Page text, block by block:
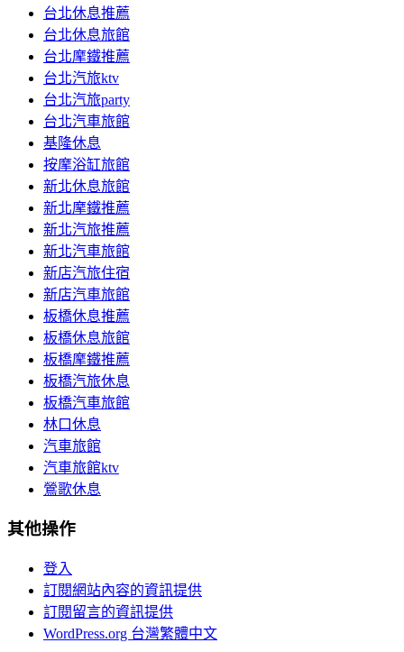
台北休息推薦
台北休息旅館
台北摩鐵推薦
台北汽旅ktv
台北汽旅party
台北汽車旅館
基隆休息
按摩浴缸旅館
新北休息旅館
新北摩鐵推薦
新北汽旅推薦
新北汽車旅館
新店汽旅住宿
新店汽車旅館
板橋休息推薦
板橋休息旅館
板橋摩鐵推薦
板橋汽旅休息
板橋汽車旅館
林口休息
汽車旅館
汽車旅館ktv
鶯歌休息
其他操作
登入
訂閱網站內容的資訊提供
訂閱留言的資訊提供
WordPress.org 台灣繁體中文